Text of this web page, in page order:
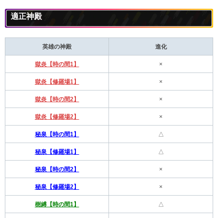
適正神殿
英雄の神殿 進化
獄炎【時の間1】 ×
獄炎【修羅場1】 ×
獄炎【時の間2】 ×
獄炎【修羅場2】 ×
秘泉【時の間1】 △
秘泉【修羅場1】 △
秘泉【時の間2】 ×
秘泉【修羅場2】 ×
樹縛【時の間1】 △